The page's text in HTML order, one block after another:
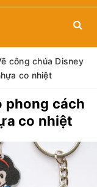
công chúa Disney
co nhiệt
phong cách
co nhiệt